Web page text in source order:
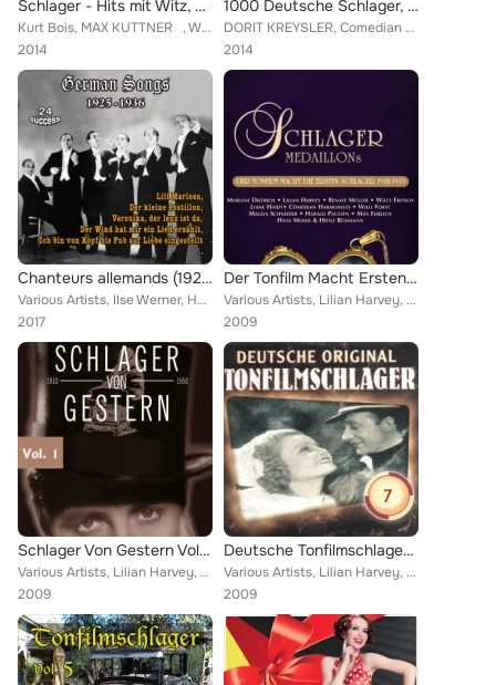
Schlager - Hits mit Witz, Vol. 9
Kurt Bois, MAX KUTTNER , Willy Fritsch, Lilian Harvey, Willi Forst, JOHN HENDRIK, Curt Bois, PAUL O'MONTIS , Hans Albers, KU...
2014
1000 Deutsche Schlager, Vol. 9
DORIT KREYSLER, Comedian Harmonists, HARALD PAULSEN, Ballorchester Bela Sanders, Brigitte Horney, Jan Kiepura, MAGDA SCHNEIDER, ...
2014
Chanteurs allemands (1925-1936) (24 Success)
Various Artists, IIse Werner, Hans Söhnker, Willy Fritsch, Austin Egen, Siegfried Arno, Birgit Mira, Heinz Erhardt, Richard Taub...
2017
Der Tonfilm Macht Ersten Schlager 1928-1933
Various Artists, Lilian Harvey, Liane Haid, Harald Paulsen, Renate Müller, Orchester Marek Weber, Marlene Dietrich, Leo Monosson...
2009
Schlager Von Gestern Vol. 1
Various Artists, Lilian Harvey, Willy Fritsch, RUDOLF CHRIST, WILLI ROSE, Geschwister Scholz , BRIGITTE MIRA, Erwin Hartung, Mar...
2009
Deutsche Tonfilmschlager Vol. 7
Various Artists, Lilian Harvey, Johannes Heesters, Fritsch, Willy, Marlene Dietrich, Heinz Rühmann, Zarah Leander, Hans Albers, ...
2009